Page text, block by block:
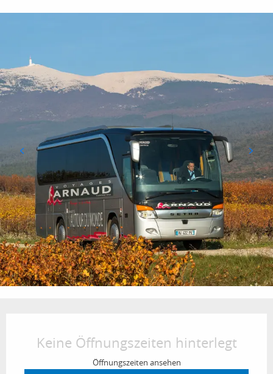
Keine Öffnungszeiten hinterlegt
Öffnungszeiten ansehen